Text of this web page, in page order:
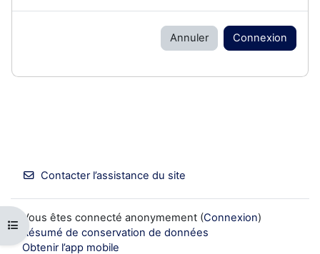
Ouvrir l’index du cours
Annuler Connexion
Contacter l’assistance du site
Vous êtes connecté anonymement (Connexion)
Résumé de conservation de données
Obtenir l’app mobile